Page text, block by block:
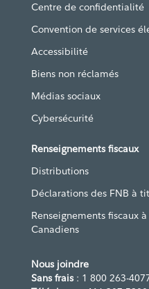
Centre de confidentialité
Convention de services
Accessibilité
Biens non réclamés
Médias sociaux
Cybersécurité
Renseignements fiscaux
Distributions
Déclarations des FNB à
Renseignements fiscaux
Canadiens
Nous joindre
Sans frais: 1 800 263-